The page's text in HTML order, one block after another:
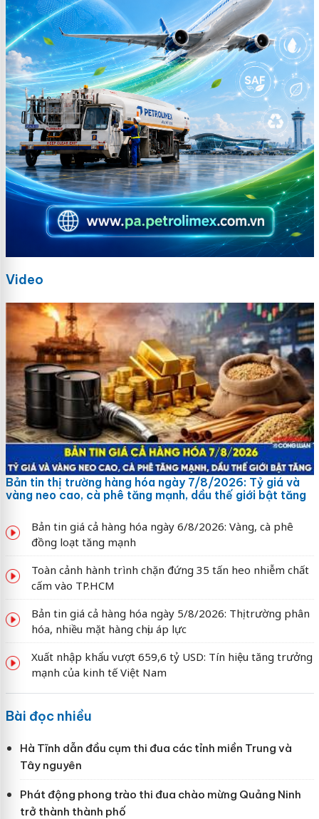
Video
Bản tin thị trường hàng hóa ngày 7/8/2026: Tỷ giá và
vàng neo cao, cà phê tăng mạnh, dầu thế giới bật tăng
Bản tin giá cả hàng hóa ngày 6/8/2026: Vàng, cà phê
đồng loạt tăng mạnh
Toàn cảnh hành trình chặn đứng 35 tấn heo nhiễm chất
cấm vào TP.HCM
Bản tin giá cả hàng hóa ngày 5/8/2026: Thị trường phân
hóa, nhiều mặt hàng chịu áp lực
Xuất nhập khẩu vượt 659,6 tỷ USD: Tín hiệu tăng trưởng
mạnh của kinh tế Việt Nam
Bài đọc nhiều
Hà Tĩnh dẫn đầu cụm thi đua các tỉnh miền Trung và
Tây nguyên
Phát động phong trào thi đua chào mừng Quảng Ninh
trở thành thành phố